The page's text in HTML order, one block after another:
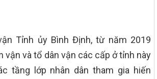
Tỉnh ủy Bình Định, từ năm 2019
vận và tổ dân vận các cấp ở tỉnh này
tầng lớp nhân dân tham gia hiến